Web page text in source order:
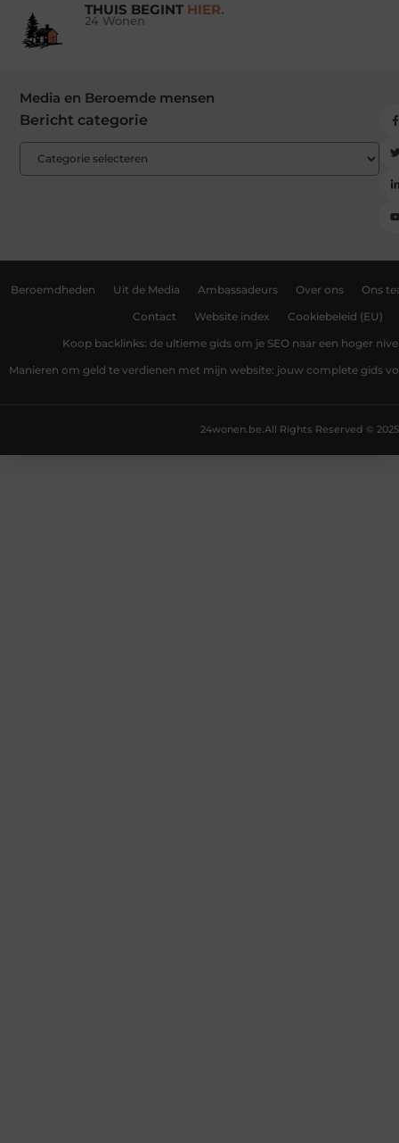
THUIS BEGINT HIER.
24 Wonen
Media en Beroemde mensen
Bericht categorie
Beroemdheden Uit de Media Ambassadeurs Over ons Ons
Contact Website index Cookiebeleid (EU)
Koop backlinks: de ultieme gids om je SEO naar een hoger
Manieren om geld te verdienen met mijn website: jouw complete gids
All Rights Reserved © 2025
24wonen.be.